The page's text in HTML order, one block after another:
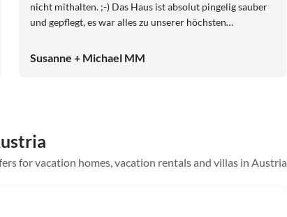
nicht mithalten. ;-) Das Haus ist absolut pingelig sauber
und gepflegt, es war alles zu unserer höchsten
sehr hilfsbereit und immer sofort erreichbar. Einfach
außergewöhnliche Gastfreundschaft.
Susanne + Michael MM
for vacation homes, vacation rentals and villas in Austria